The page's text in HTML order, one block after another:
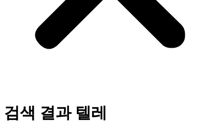
검색 결과 텔레